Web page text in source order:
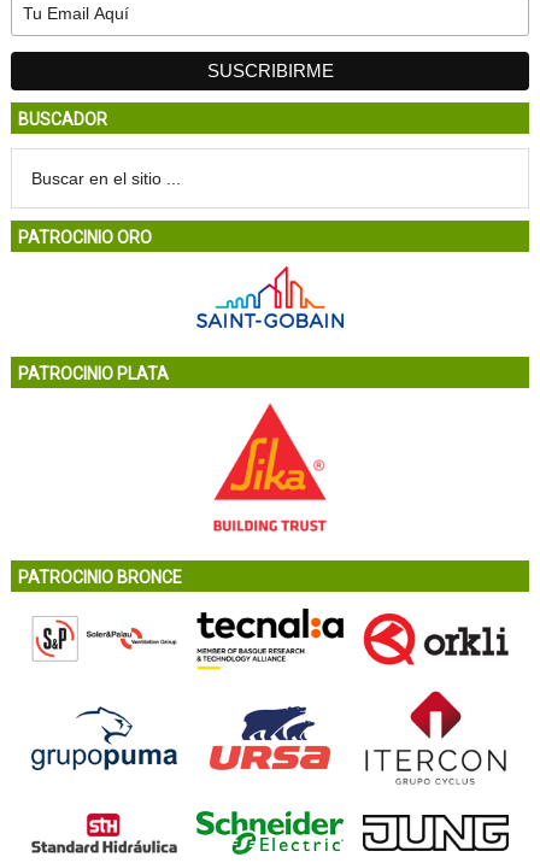
BUSCADOR
PATROCINIO ORO
PATROCINIO PLATA
PATROCINIO BRONCE